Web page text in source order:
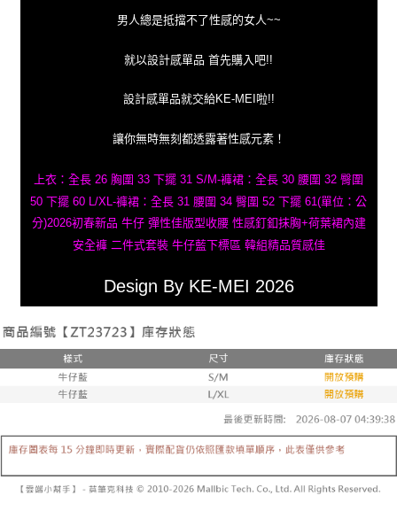
男人總是抵擋不了性感的女人~~
就以設計感單品 首先購入吧!!
設計感單品就交給KE-MEI啦!!
讓你無時無刻都透露著性感元素！
上衣：全長 26 胸圍 33 下擺 31 S/M-褲裙：全長 30 腰圍 32 臀圍
50 下擺 60 L/XL-褲裙：全長 31 腰圍 34 臀圍 52 下擺 61(單位：公
分)2026初春新品 牛仔 彈性佳版型收腰 性感釘釦抹胸+荷葉裙內建
安全褲 二件式套裝 牛仔藍下標區 韓組精品質感佳
Design By KE-MEI 2026